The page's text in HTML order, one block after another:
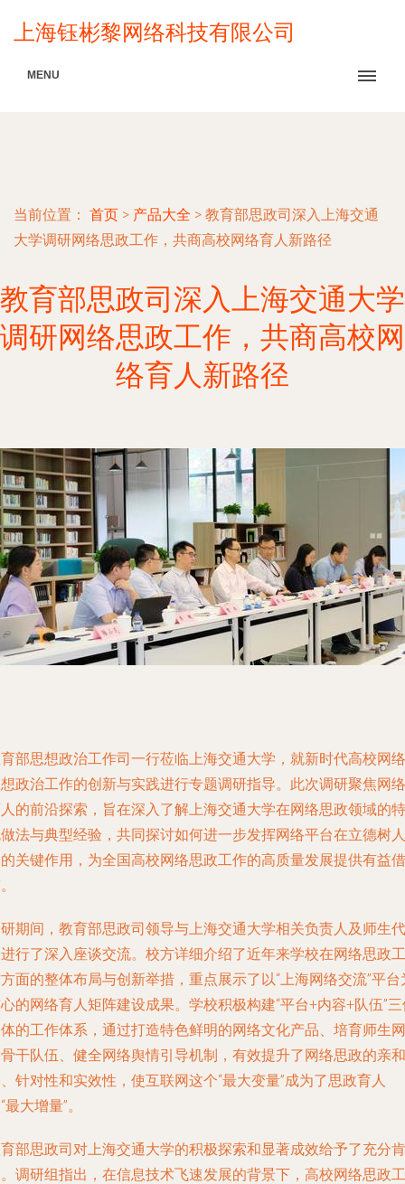
上海钰彬黎网络科技有限公司
MENU
当前位置： 首页 > 产品大全 > 教育部思政司深入上海交通
大学调研网络思政工作，共商高校网络育人新路径
教育部思政司深入上海交通大学
调研网络思政工作，共商高校网
络育人新路径
部思想政治工作司一行莅临上海交通大学，就新时代高校网络
政治工作的创新与实践进行专题调研指导。此次调研聚焦网络
的前沿探索，旨在深入了解上海交通大学在网络思政领域的特
法与典型经验，共同探讨如何进一步发挥网络平台在立德树人
关键作用，为全国高校网络思政工作的高质量发展提供有益借
期间，教育部思政司领导与上海交通大学相关负责人及师生代
行了深入座谈交流。校方详细介绍了近年来学校在网络思政工
面的整体布局与创新举措，重点展示了以“上海网络交流”平台
的网络育人矩阵建设成果。学校积极构建“平台+内容+队伍”
的工作体系，通过打造特色鲜明的网络文化产品、培育师生网
干队伍、健全网络舆情引导机制，有效提升了网络思政的亲和
针对性和实效性，使互联网这个“最大变量”成为了思政育人
最大增量”。
部思政司对上海交通大学的积极探索和显著成效给予了充分肯
调研组指出，在信息技术飞速发展的背景下，高校网络思政工